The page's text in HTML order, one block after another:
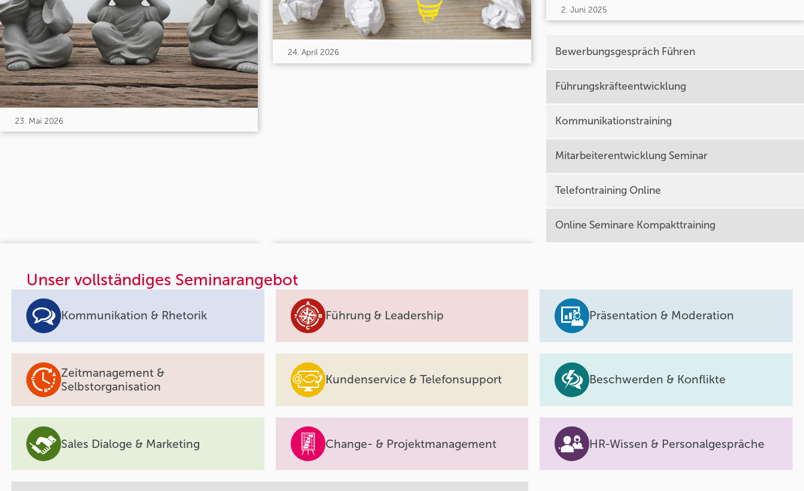
23. Mai 2026
24. April 2026
2. Juni 2025
Bewerbungsgespräch Führen
Führungskräfteentwicklung
Kommunikationstraining
Mitarbeiterentwicklung Seminar
Telefontraining Online
Online Seminare Kompakttraining
Unser vollständiges Seminarangebot
Kommunikation & Rhetorik Führung & Leadership Präsentation & Moderation
Zeitmanagement &
Selbstorganisation
Kundenservice & Telefonsupport Beschwerden & Konflikte
Sales Dialoge & Marketing Change- & Projektmanagement HR-Wissen & Personalgespräche